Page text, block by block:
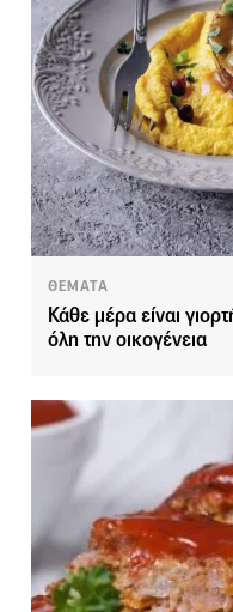
ΘΕΜΑΤΑ
Κάθε μέρα είναι
όλη την οικογένεια